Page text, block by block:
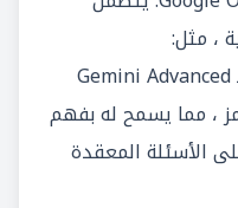
: يمكن لـ Gemini Advanced
، مما يسمح له بفهم
الأسئلة المعقدة